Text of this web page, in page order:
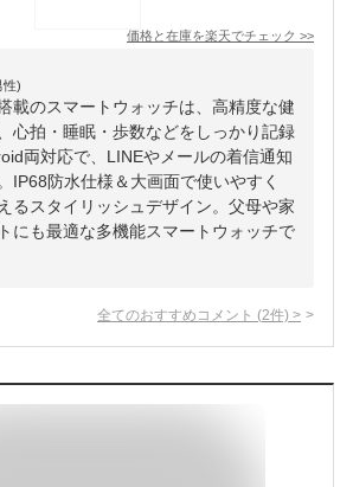
価格と在庫を楽天でチェック >>
性)
載のスマートウォッチは、高精度な健
心拍・睡眠・歩数などをしっかり記録
両対応で、LINEやメールの着信通知
IP68防水仕様＆大画面で使いやすく
るスタイリッシュデザイン。父母や家
にも最適な多機能スマートウォッチで
全てのおすすめコメント (2件) >